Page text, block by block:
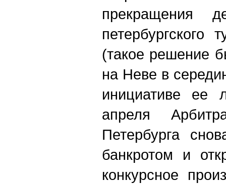
прекращения
петербургского
(такое решение
на Неве в
инициативе ее
апреля
Петербурга
банкротом и
конкурсное